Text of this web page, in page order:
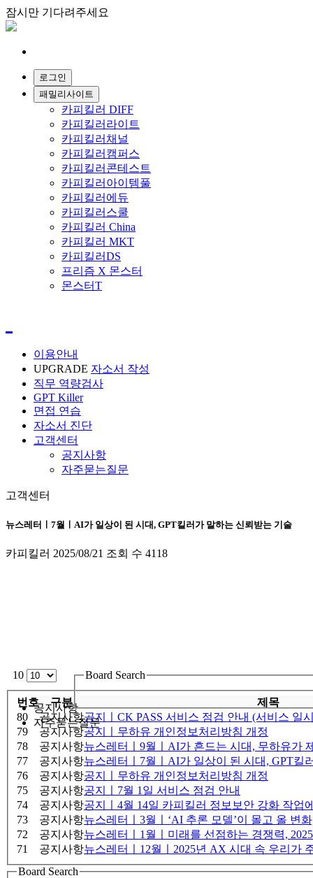
잠시만 기다려주세요
패밀리사이트
카피킬러 DIFF
카피킬러라이트
카피킬러채널
카피킬러캠퍼스
카피킬러콘테스트
카피킬러아이템풀
카피킬러에듀
카피킬러스쿨
카피킬러 China
카피킬러 MKT
카피킬러DS
프리즘 X 몬스터
몬스터T
이용안내
UPGRADE 자소서 작성
직무 역량검사
GPT Killer
면접 연습
자소서 진단
고객센터
공지사항
자주묻는질문
고객센터
뉴스레터ㅣ7월ㅣAI가 일상이 된 시대, GPT킬러가 말하는 신뢰받는 기술
카피킬러 2025/08/21 조회 수 4118
10
공지사항
자주묻는질문
Board Search
번호 구분
제목
80
공지사항공지ㅣCK PASS 서비스 점검 안내 (서비스 일
79
공지사항공지ㅣ무하유 개인정보처리방침 개정
78
공지사항뉴스레터ㅣ9월ㅣAI가 흔드는 시대, 무하유가
77
공지사항뉴스레터ㅣ7월ㅣAI가 일상이 된 시대, GPT킬
76
공지사항공지ㅣ무하유 개인정보처리방침 개정
75
공지사항공지ㅣ7월 1일 서비스 점검 안내
74
공지사항공지ㅣ4월 14일 카피킬러 정보보안 강화 작업
73
공지사항뉴스레터ㅣ3월ㅣ‘AI 추론 모델’이 몰고 올 변
72
공지사항뉴스레터ㅣ1월ㅣ미래를 선점하는 경쟁력,
71
공지사항뉴스레터ㅣ12월ㅣ2025년 AX 시대 속 우리가
Board Search